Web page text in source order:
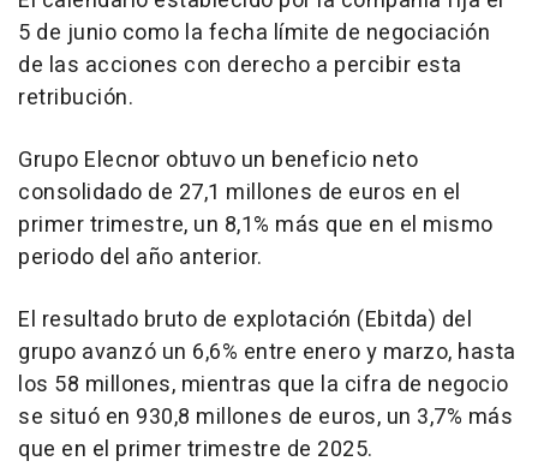
5 de junio como la fecha límite de negociación
de las acciones con derecho a percibir esta
retribución.
Grupo Elecnor obtuvo un beneficio neto
consolidado de 27,1 millones de euros en el
primer trimestre, un 8,1% más que en el mismo
periodo del año anterior.
El resultado bruto de explotación (Ebitda) del
grupo avanzó un 6,6% entre enero y marzo, hasta
los 58 millones, mientras que la cifra de negocio
se situó en 930,8 millones de euros, un 3,7% más
que en el primer trimestre de 2025.